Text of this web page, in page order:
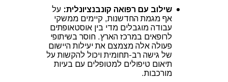
שילוב עם רפואה קונבנציונלית: על
אף מגמת החדשנות, קיימים ממשקי
עבודה מוגבלים מדי בין אוסטאופתים
לרופאים במרכז הארץ. חוסר בשיתופי
פעולה אלה מצמצם את יעילות היישום
של גישה רב-תחומית ויכול להקשות על
תיאום טיפולים למטופלים עם בעיות
מורכבות.